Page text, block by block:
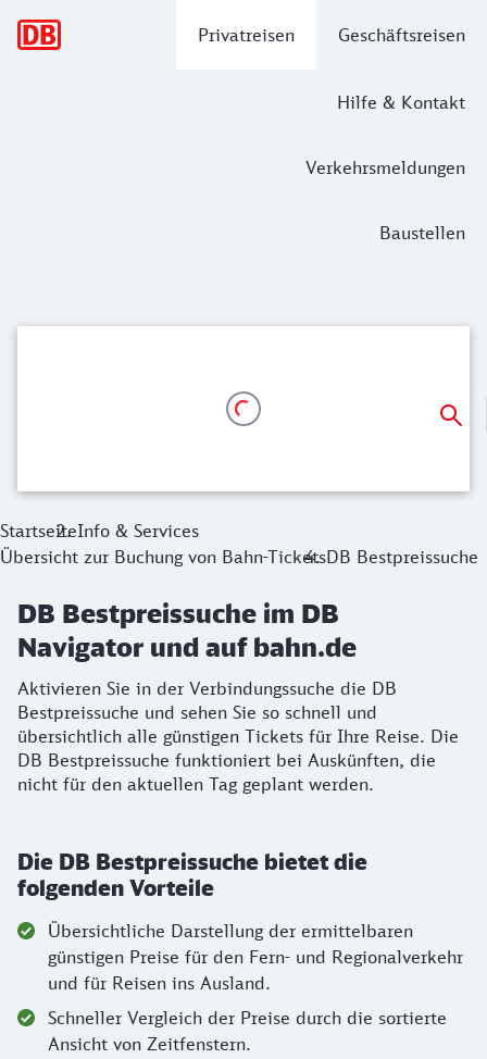
Privatreisen Geschäftsreisen
Hilfe & Kontakt
Verkehrsmeldungen
Baustellen
StartseiteInfo & Services
Übersicht zur Buchung von Bahn-TicketsDB Bestpreissuche
DB Bestpreissuche im DB
Navigator und auf bahn.de
Aktivieren Sie in der Verbindungssuche die DB
Bestpreissuche und sehen Sie so schnell und
übersichtlich alle günstigen Tickets für Ihre Reise. Die
DB Bestpreissuche funktioniert bei Auskünften, die
nicht für den aktuellen Tag geplant werden.
Die DB Bestpreissuche bietet die
folgenden Vorteile
Übersichtliche Darstellung der ermittelbaren
günstigen Preise für den Fern- und Regionalverkehr
und für Reisen ins Ausland.
Schneller Vergleich der Preise durch die sortierte
Ansicht von Zeitfenstern.